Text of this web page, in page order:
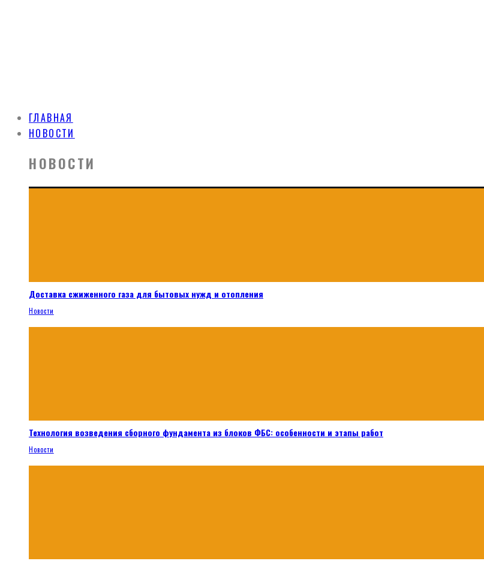
ГЛАВНАЯ
НОВОСТИ
НОВОСТИ
Доставка сжиженного газа для бытовых нужд и отопления
Новости
Технология возведения сборного фундамента из блоков ФБС: особенности и этапы работ
Новости